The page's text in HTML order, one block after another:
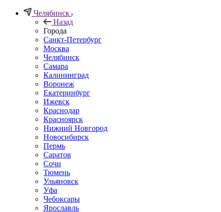
Челябинск
Назад
Города
Санкт-Петербург
Москва
Челябинск
Самара
Калининград
Воронеж
Екатеринбург
Ижевск
Краснодар
Красноярск
Нижний Новгород
Новосибирск
Пермь
Саратов
Сочи
Тюмень
Ульяновск
Уфа
Чебоксары
Ярославль